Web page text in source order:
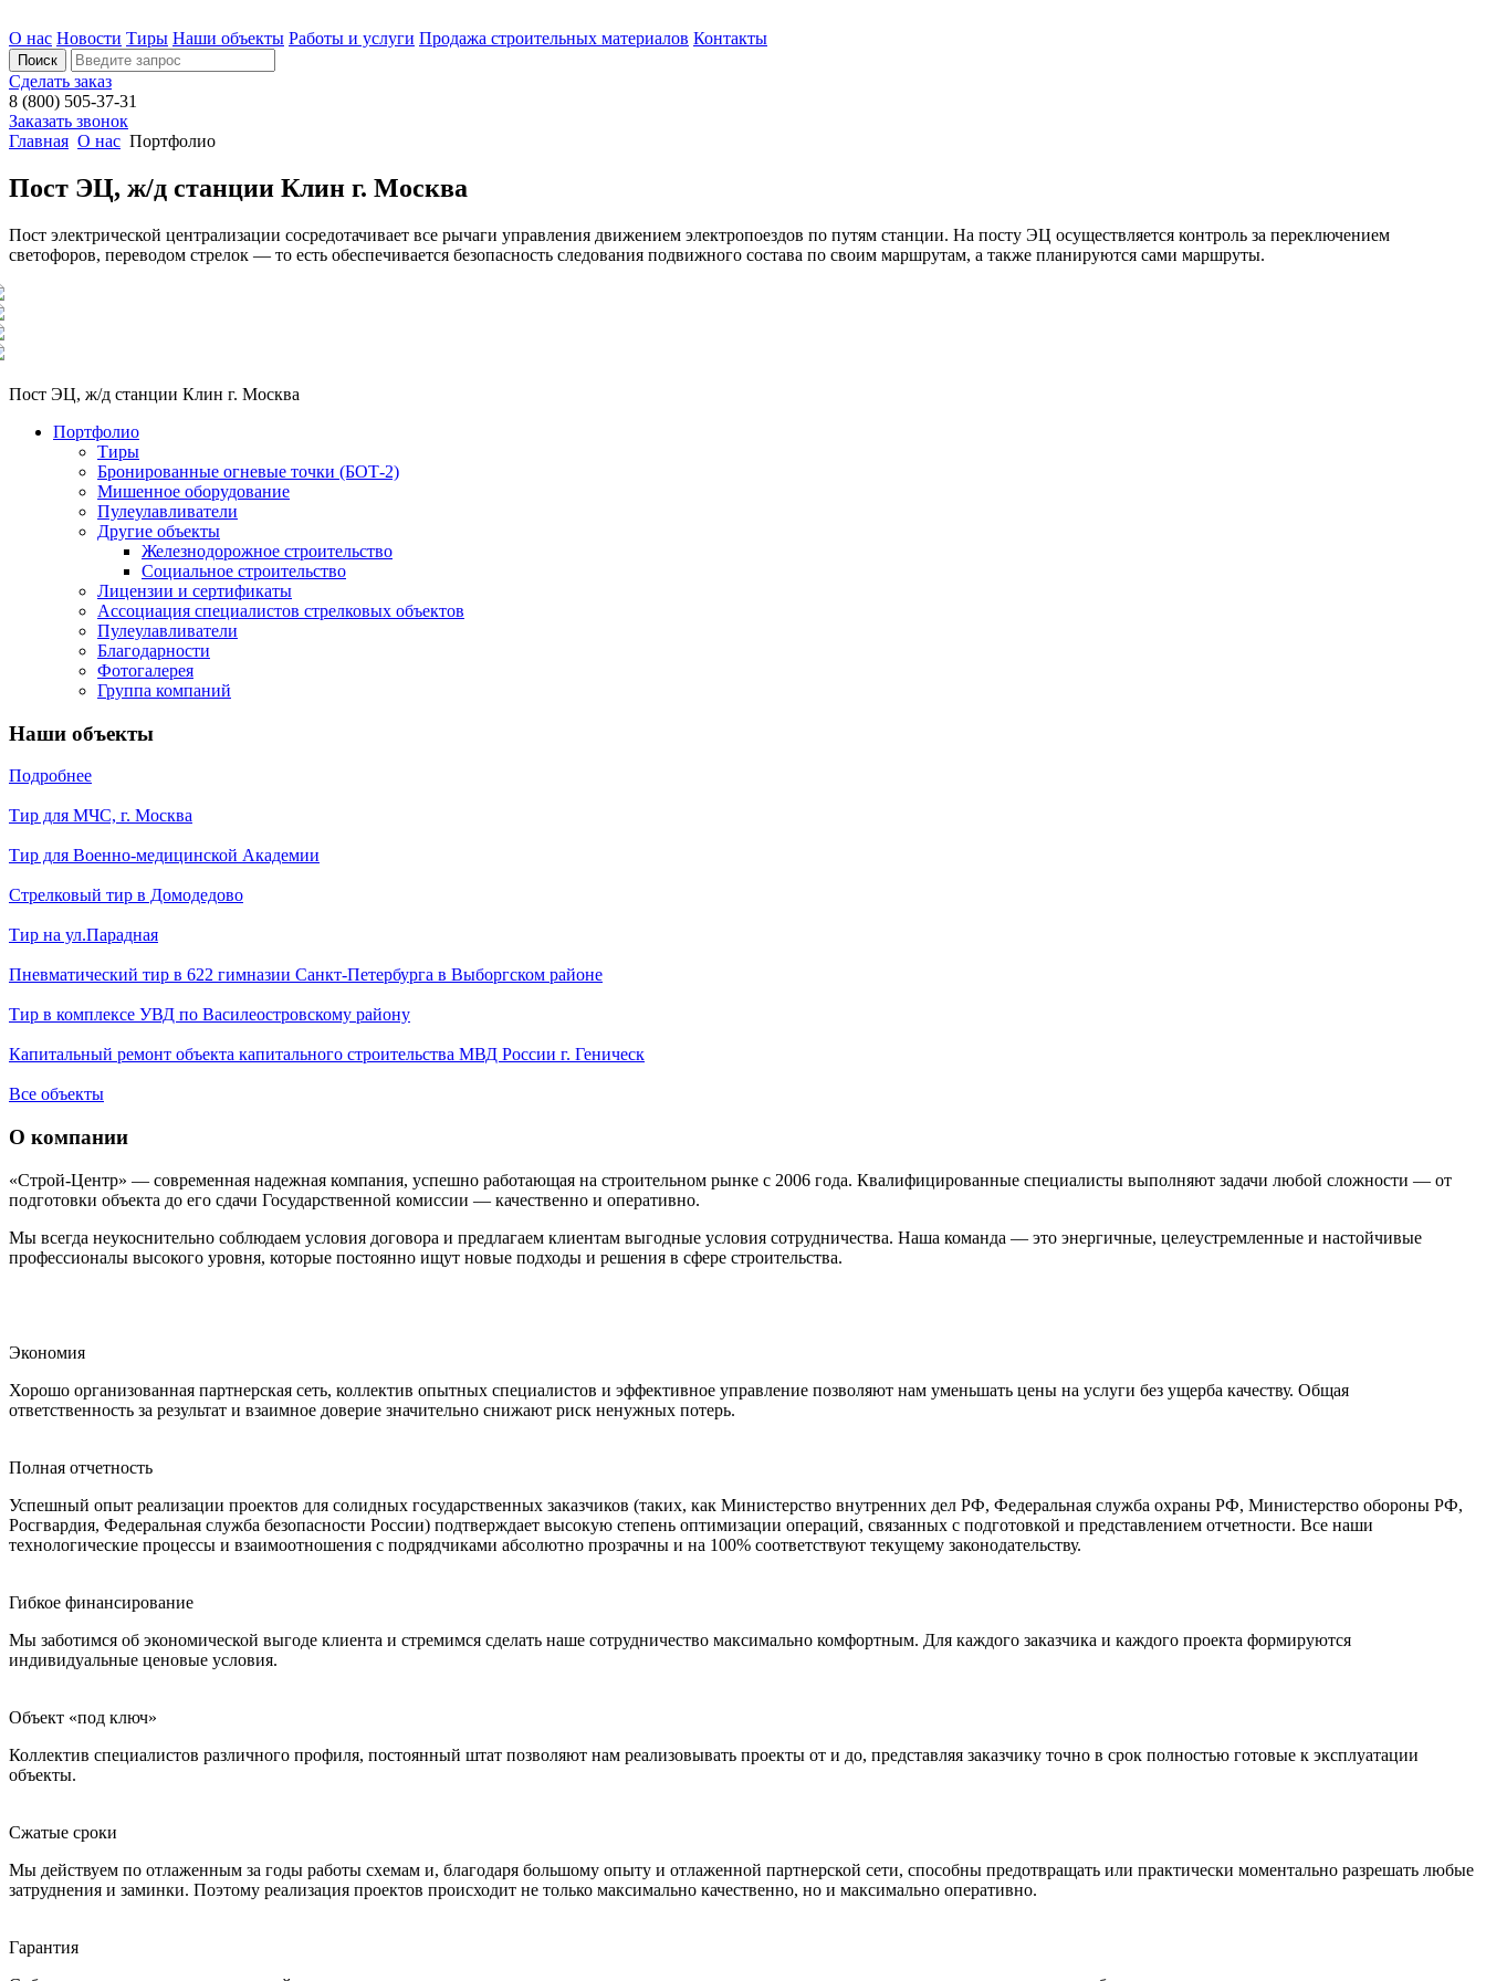
О нас Новости Тиры Наши объекты Работы и услуги Продажа строительных материалов Контакты
Сделать заказ
8 (800) 505-37-31
Заказать звонок
Главная О нас Портфолио
Пост ЭЦ, ж/д станции Клин г. Москва
Пост электрической централизации сосредотачивает все рычаги управления движением электропоездов по путям станции. На посту ЭЦ осуществляется контроль за переключением
светофоров, переводом стрелок — то есть обеспечивается безопасность следования подвижного состава по своим маршрутам, а также планируются сами маршруты.
Пост ЭЦ, ж/д станции Клин г. Москва
Портфолио
Тиры
Бронированные огневые точки (БОТ-2)
Мишенное оборудование
Пулеулавливатели
Другие объекты
Железнодорожное строительство
Социальное строительство
Лицензии и сертификаты
Ассоциация специалистов стрелковых объектов
Пулеулавливатели
Благодарности
Фотогалерея
Группа компаний
Наши объекты
Подробнее
Тир для МЧС, г. Москва
Тир для Военно-медицинской Академии
Стрелковый тир в Домодедово
Тир на ул.Парадная
Пневматический тир в 622 гимназии Санкт-Петербурга в Выборгском районе
Тир в комплексе УВД по Василеостровскому району
Капитальный ремонт объекта капитального строительства МВД России г. Геническ
Все объекты
О компании
«Строй-Центр» — современная надежная компания, успешно работающая на строительном рынке с 2006 года. Квалифицированные специалисты выполняют задачи любой сложности — от
подготовки объекта до его сдачи Государственной комиссии — качественно и оперативно.
Мы всегда неукоснительно соблюдаем условия договора и предлагаем клиентам выгодные условия сотрудничества. Наша команда — это энергичные, целеустремленные и настойчивые
профессионалы высокого уровня, которые постоянно ищут новые подходы и решения в сфере строительства.
Экономия
Хорошо организованная партнерская сеть, коллектив опытных специалистов и эффективное управление позволяют нам уменьшать цены на услуги без ущерба качеству. Общая
ответственность за результат и взаимное доверие значительно снижают риск ненужных потерь.
Полная отчетность
Успешный опыт реализации проектов для солидных государственных заказчиков (таких, как Министерство внутренних дел РФ, Федеральная служба охраны РФ, Министерство обороны РФ,
Росгвардия, Федеральная служба безопасности России) подтверждает высокую степень оптимизации операций, связанных с подготовкой и представлением отчетности. Все наши
технологические процессы и взаимоотношения с подрядчиками абсолютно прозрачны и на 100% соответствуют текущему законодательству.
Гибкое финансирование
Мы заботимся об экономической выгоде клиента и стремимся сделать наше сотрудничество максимально комфортным. Для каждого заказчика и каждого проекта формируются
индивидуальные ценовые условия.
Объект «под ключ»
Коллектив специалистов различного профиля, постоянный штат позволяют нам реализовывать проекты от и до, представляя заказчику точно в срок полностью готовые к эксплуатации
объекты.
Сжатые сроки
Мы действуем по отлаженным за годы работы схемам и, благодаря большому опыту и отлаженной партнерской сети, способны предотвращать или практически моментально разрешать любые
затруднения и заминки. Поэтому реализация проектов происходит не только максимально качественно, но и максимально оперативно.
Гарантия